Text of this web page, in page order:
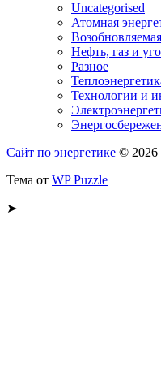
Uncategorised
Атомная
Нефть, газ и
Разное
Технологии и
Сайт по энергетике © 2026
Тема от WP Puzzle
➤